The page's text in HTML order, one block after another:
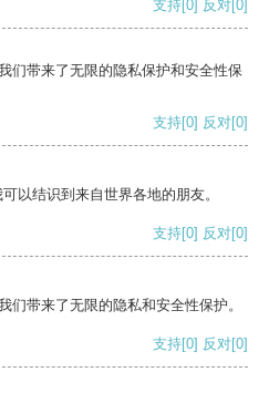
支持 [0] 反对 [0]
们带来了无限的隐私保护和安全性保
支持[0] 反对[0]
以结识到来自世界各地的朋友。
支持[0] 反对[0]
们带来了无限的隐私和安全性保护。
支持[0] 反对[0]